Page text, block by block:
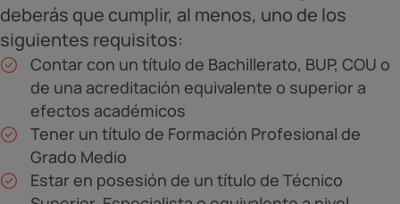
deberás que cumplir, al menos, uno de los
siguientes requisitos:
Contar con un título de Bachillerato, BUP, COU o
de una acreditación equivalente o superior a
efectos académicos
Tener un título de Formación Profesional de
Grado Medio
Estar en posesión de un título de Técnico